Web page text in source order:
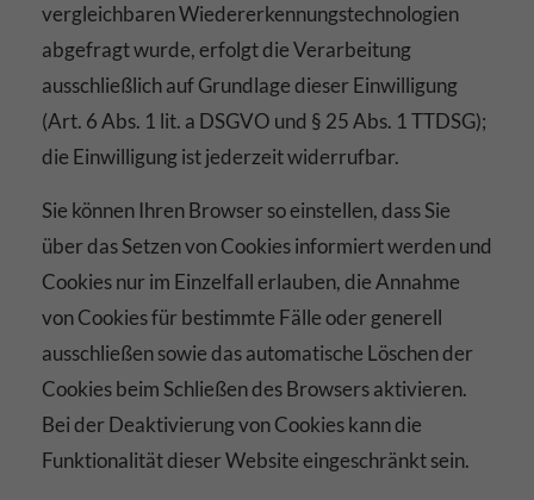
vergleichbaren Wiedererkennungstechnologien
abgefragt wurde, erfolgt die Verarbeitung
ausschließlich auf Grundlage dieser Einwilligung
(Art. 6 Abs. 1 lit. a DSGVO und § 25 Abs. 1 TTDSG);
die Einwilligung ist jederzeit widerrufbar.
Sie können Ihren Browser so einstellen, dass Sie
über das Setzen von Cookies informiert werden und
Cookies nur im Einzelfall erlauben, die Annahme
von Cookies für bestimmte Fälle oder generell
ausschließen sowie das automatische Löschen der
Cookies beim Schließen des Browsers aktivieren.
Bei der Deaktivierung von Cookies kann die
Funktionalität dieser Website eingeschränkt sein.